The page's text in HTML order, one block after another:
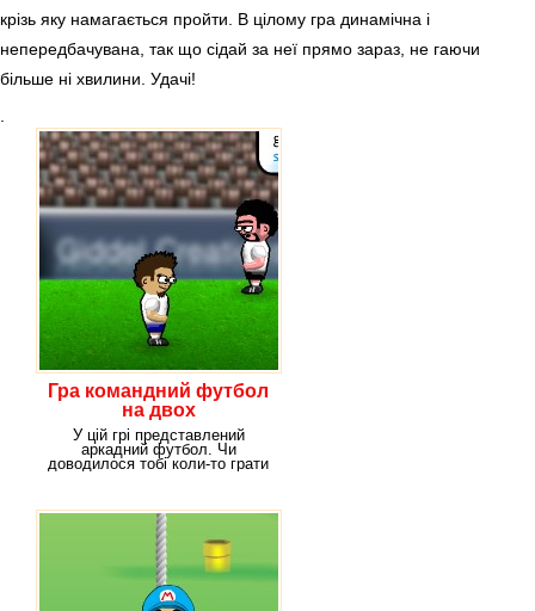
крізь яку намагається пройти. В цілому гра динамічна і
непередбачувана, так що сідай за неї прямо зараз, не гаючи
більше ні хвилини. Удачі!
Гра командний футбол
на двох
У цій грі представлений
аркадний футбол. Чи
доводилося тобі коли-то грати